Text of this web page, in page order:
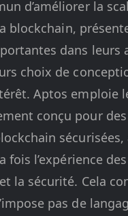
d’améliorer la
blockchain,
dans leurs
choix de
Aptos emploie
conçu pour des
sécurisées,
fois l’expérience des
la sécurité. Cela
pas de